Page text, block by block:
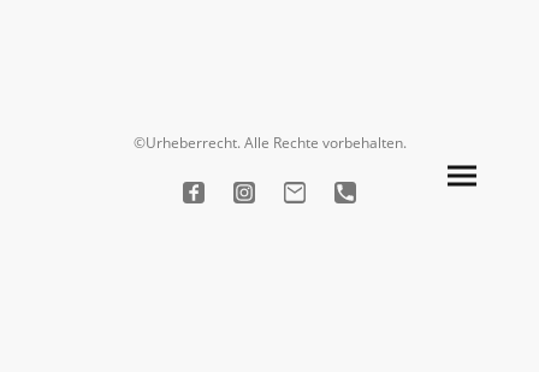
©Urheberrecht. Alle Rechte vorbehalten.